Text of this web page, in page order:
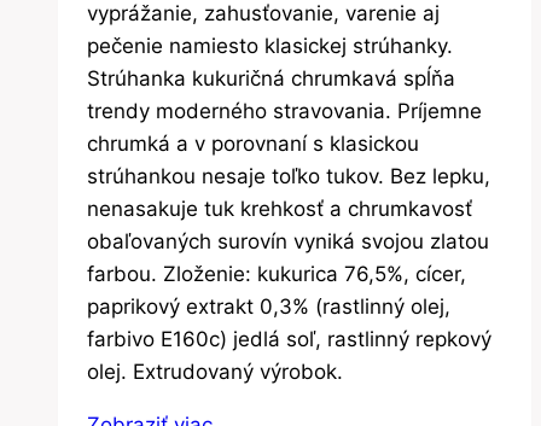
vyprážanie, zahusťovanie, varenie aj
pečenie namiesto klasickej strúhanky.
Strúhanka kukuričná chrumkavá spĺňa
trendy moderného stravovania. Príjemne
chrumká a v porovnaní s klasickou
strúhankou nesaje toľko tukov. Bez lepku,
nenasakuje tuk krehkosť a chrumkavosť
obaľovaných surovín vyniká svojou zlatou
farbou. Zloženie: kukurica 76,5%, cícer,
paprikový extrakt 0,3% (rastlinný olej,
farbivo E160c) jedlá soľ, rastlinný repkový
olej. Extrudovaný výrobok.